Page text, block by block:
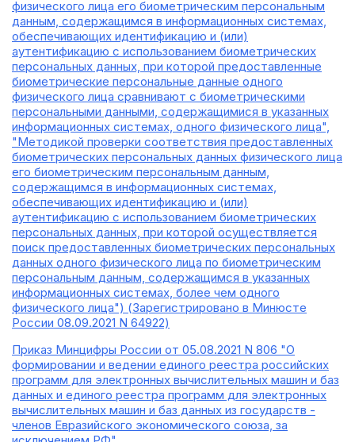
физического лица его биометрическим персональным
данным, содержащимся в информационных системах,
обеспечивающих идентификацию и (или)
аутентификацию с использованием биометрических
персональных данных, при которой предоставленные
биометрические персональные данные одного
физического лица сравнивают с биометрическими
персональными данными, содержащимися в указанных
информационных системах, одного физического лица",
"Методикой проверки соответствия предоставленных
биометрических персональных данных физического лица
его биометрическим персональным данным,
содержащимся в информационных системах,
обеспечивающих идентификацию и (или)
аутентификацию с использованием биометрических
персональных данных, при которой осуществляется
поиск предоставленных биометрических персональных
данных одного физического лица по биометрическим
персональным данным, содержащимся в указанных
информационных системах, более чем одного
физического лица") (Зарегистрировано в Минюсте
России 08.09.2021 N 64922)
Приказ Минцифры России от 05.08.2021 N 806 "О
формировании и ведении единого реестра российских
программ для электронных вычислительных машин и баз
данных и единого реестра программ для электронных
вычислительных машин и баз данных из государств -
членов Евразийского экономического союза, за